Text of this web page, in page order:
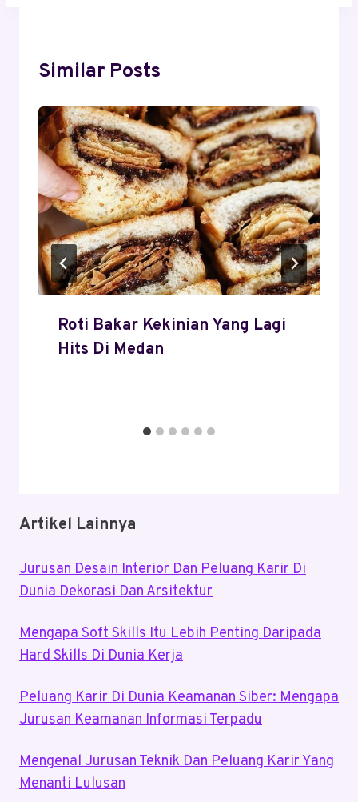
Similar Posts
Roti Bakar Kekinian Yang Lagi
Hits Di Medan
Artikel Lainnya
Jurusan Desain Interior Dan Peluang Karir Di
Dunia Dekorasi Dan Arsitektur
Mengapa Soft Skills Itu Lebih Penting Daripada
Hard Skills Di Dunia Kerja
Peluang Karir Di Dunia Keamanan Siber: Mengapa
Jurusan Keamanan Informasi Terpadu
Mengenal Jurusan Teknik Dan Peluang Karir Yang
Menanti Lulusan